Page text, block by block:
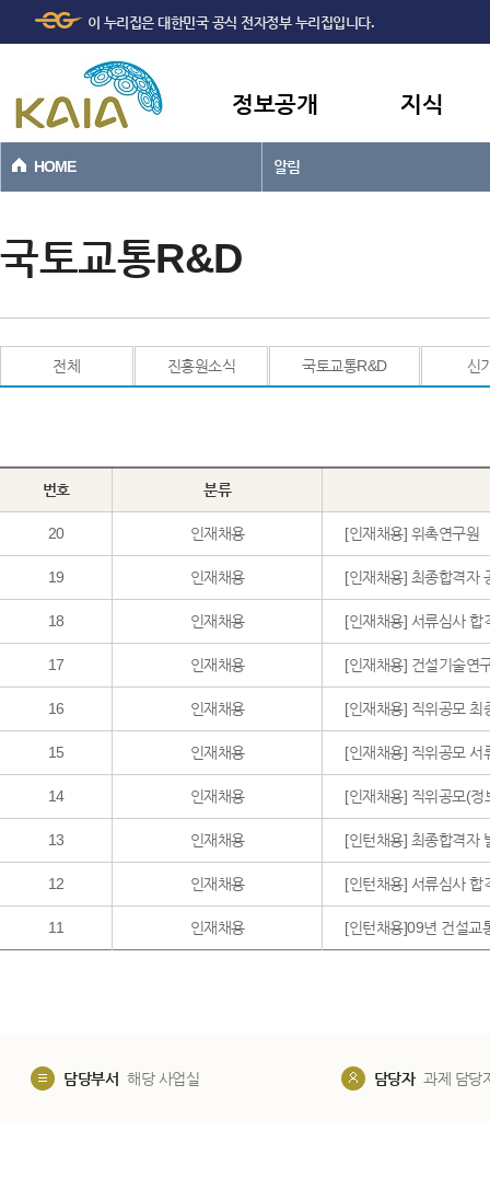
본문바로가기
이 누리집은 대한민국 공식 전자정부 누리집입니다.
정보공개 지식
HOME 알림
국토교통R&D
전체 진흥원소식 국토교통R&D 신
번호 분류
20 인재채용 [인재채용] 위촉연구원
19 인재채용 [인재채용] 최종합격자
18 인재채용 [인재채용] 서류심사 합
17 인재채용 [인재채용] 건설기술연
16 인재채용 [인재채용] 직위공모 최
15 인재채용 [인재채용] 직위공모 서
14 인재채용 [인재채용] 직위공모(정
13 인재채용 [인턴채용] 최종합격자
12 인재채용 [인턴채용] 서류심사 합
11 인재채용 [인턴채용]09년 건설교
담당부서 해당 사업실 담당자 과제 담당